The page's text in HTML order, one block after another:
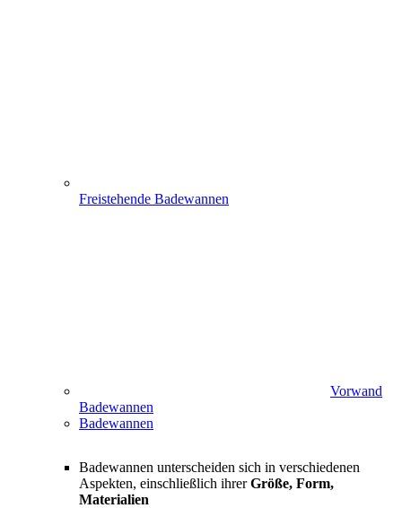
Freistehende Badewannen
Vorwand
Badewannen
Badewannen
Badewannen unterscheiden sich in verschiedenen
Aspekten, einschließlich ihrerGröße, Form,
Materialien